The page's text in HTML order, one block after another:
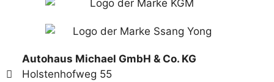
Autohaus Michael GmbH & Co. KG
Holstenhofweg 55